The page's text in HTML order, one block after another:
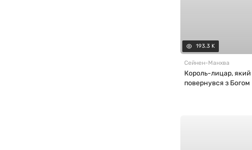
193.3 K
Сейнен-Манхва
Король-лицар, який
повернувся з Богом